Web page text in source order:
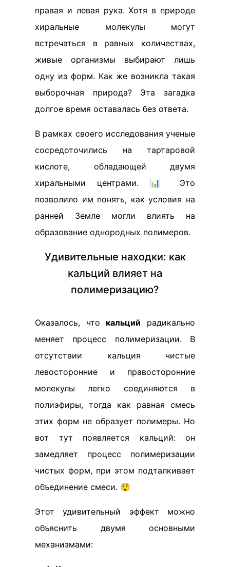
правая и левая рука. Хотя в природе
хиральные молекулы могут
встречаться в равных количествах,
живые организмы выбирают лишь
одну из форм. Как же возникла такая
выборочная природа? Эта загадка
долгое время оставалась без ответа.
В рамках своего исследования ученые
сосредоточились на тартаровой
кислоте, обладающей двумя
хиральными центрами. 📊 Это
позволило им понять, как условия на
ранней Земле могли влиять на
образование однородных полимеров.
Удивительные находки: как
кальций влияет на
полимеризацию?
Оказалось, что кальций радикально
меняет процесс полимеризации. В
отсутствии кальция чистые
левосторонние и правосторонние
молекулы легко соединяются в
полиэфиры, тогда как равная смесь
этих форм не образует полимеры. Но
вот тут появляется кальций: он
замедляет процесс полимеризации
чистых форм, при этом подталкивает
объединение смеси. 😲
Этот удивительный эффект можно
объяснить двумя основными
механизмами: